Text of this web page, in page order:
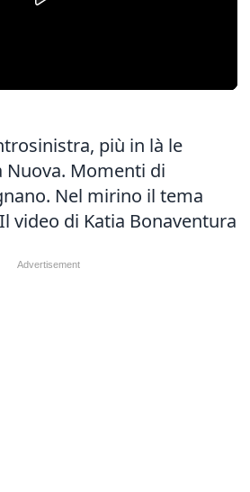
più in là le
Nuova. Momenti di
Nel mirino il tema
video di Katia Bonaventura